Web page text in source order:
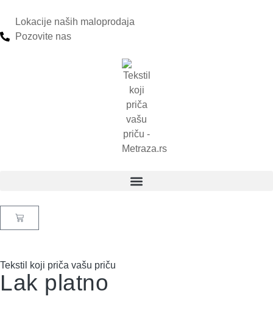
Lokacije naših maloprodaja
Pozovite nas
Tekstil koji priča vašu priču
Lak platno